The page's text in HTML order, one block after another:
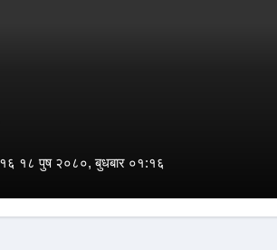
१८ पुष २०८०, बुधबार ०१:१६